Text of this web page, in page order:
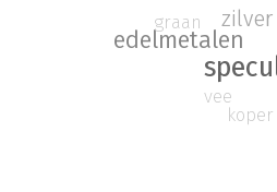
edelmetalen
zilver
koper
graan
vee